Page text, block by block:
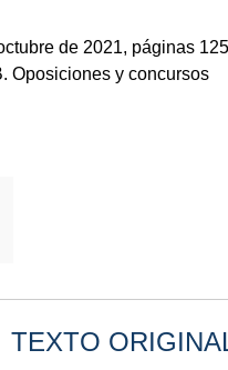
de 2021, páginas
Oposiciones y concursos
TEXTO